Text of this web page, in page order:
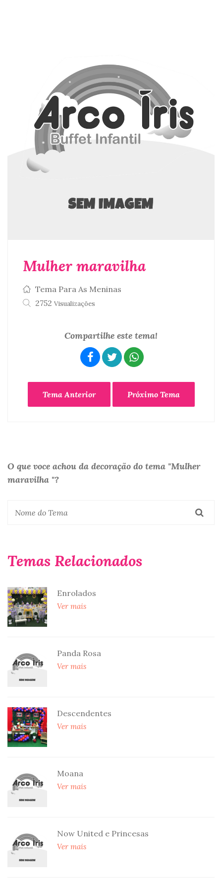
Mulher maravilha
Tema Para As Meninas
2752 Visualizações
Compartilhe este tema!
Tema Anterior Próximo Tema
O que voce achou da decoração do tema "Mulher
maravilha "?
Temas Relacionados
Enrolados
Ver mais
Panda Rosa
Ver mais
Descendentes
Ver mais
Moana
Ver mais
Now United e Princesas
Ver mais